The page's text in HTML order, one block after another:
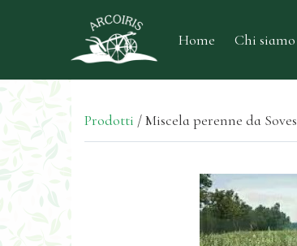
Home Chi siamo
Prodotti /Miscela perenne da